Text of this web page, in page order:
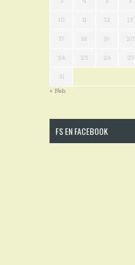
10 11 12 13
17 18 19 20
24 25 26 27
31
« Feb
FS EN FACEBOOK